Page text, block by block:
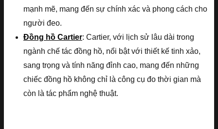
mạnh mẽ, mang đến sự chính xác và phong cách cho
người đeo.
Đồng hồ Cartier: Cartier, với lịch sử lâu dài trong
ngành chế tác đồng hồ, nổi bật với thiết kế tinh xảo,
sang trọng và tính năng đỉnh cao, mang đến những
chiếc đồng hồ không chỉ là công cụ đo thời gian mà
còn là tác phẩm nghệ thuật.